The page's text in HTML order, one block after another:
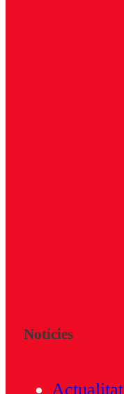
Notícies
Actualitat